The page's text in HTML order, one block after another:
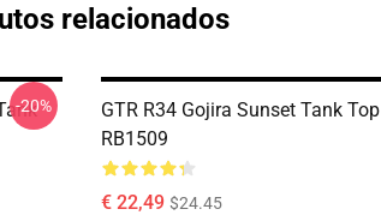
relacionados
-20%
GTR R34 Gojira Sunset Tank Top
RB1509
€ 22,49 $24.45